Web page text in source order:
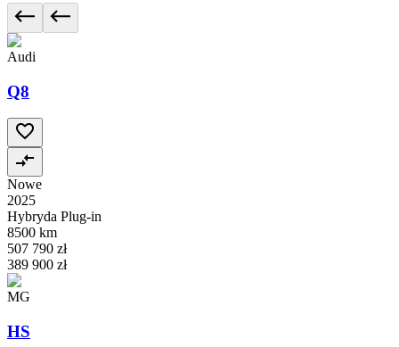
Audi
Q8
Nowe
2025
Hybryda Plug-in
8500 km
507 790 zł
389 900 zł
MG
HS